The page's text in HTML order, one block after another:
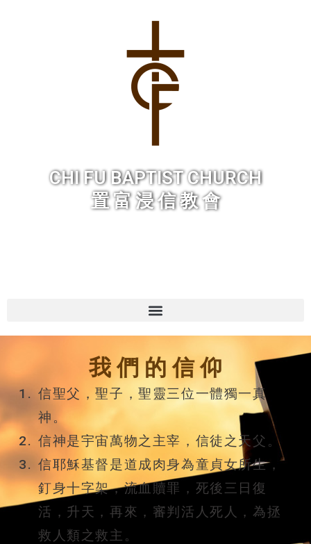
CHI FU BAPTIST CHURCH
置 富 浸 信 教 會
我 們 的 信 仰
信聖父，聖子，聖靈三位一體獨一真
神。
信神是宇宙萬物之主宰，信徒之天父。
信耶穌基督是道成肉身為童貞女所生，
釘身十字架，流血贖罪，死後三日復
活，升天，再來，審判活人死人，為拯
救人類之救主。